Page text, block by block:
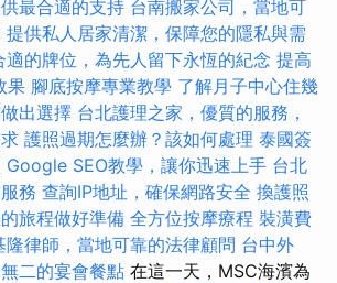
最合適的支持 台南搬家公司，當地可
提供私人居家清潔，保障您的隱私與需
適的牌位，為先人留下永恆的紀念 提高
果 腳底按摩專業教學 了解月子中心住幾
出選擇 台北護理之家，優質的服務，
護照過期怎麼辦？該如何處理 泰國簽
Google SEO教學，讓你迅速上手 台北
務 查詢IP地址，確保網路安全 換護照
旅程做好準備 全方位按摩療程 裝潢費
隆律師，當地可靠的法律顧問 台中外
二的宴會餐點 在這一天，MSC海濱為